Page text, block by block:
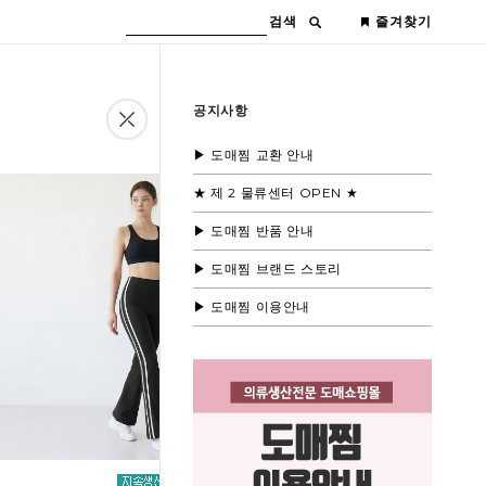
검색 즐겨찾기
공지사항
▶ 도매찜 교환 안내
★ 제 2 물류센터 OPEN ★
▶ 도매찜 반품 안내
▶ 도매찜 브랜드 스토리
▶ 도매찜 이용안내